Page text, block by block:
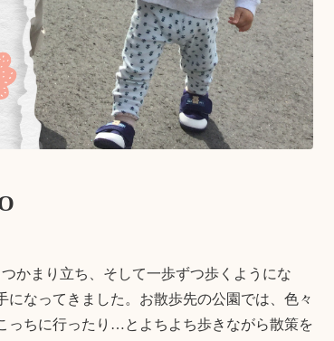
かまり立ち、そして一歩ずつ歩くようにな
なってきました。お散歩先の公園では、色々
っちに行ったり…とよちよち歩きながら散策を